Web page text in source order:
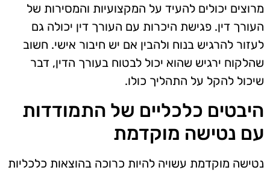
מרוצים יכולים להעיד על המקצועיות והמסירות של
העורך דין. פגישת היכרות עם העורך דין יכולה גם
לעזור להרגיש בנוח ולהבין אם יש חיבור אישי. חשוב
שהלקוח ירגיש שהוא יכול לבטוח בעורך הדין, דבר
שיכול להקל על התהליך כולו.
היבטים כלכליים של התמודדות
עם נטישה מוקדמת
נטישה מוקדמת עשויה להיות כרוכה בהוצאות כלכליות